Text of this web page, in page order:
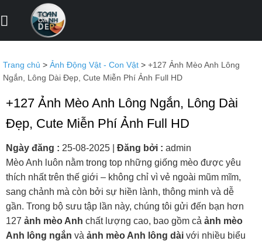
Trang chủ > Ảnh Động Vật - Con Vật > +127 Ảnh Mèo Anh Lông
Ngắn, Lông Dài Đẹp, Cute Miễn Phí Ảnh Full HD
+127 Ảnh Mèo Anh Lông Ngắn, Lông Dài
Đẹp, Cute Miễn Phí Ảnh Full HD
Ngày đăng : 25-08-2025 Đăng bởi : admin
Mèo Anh luôn nằm trong top những giống mèo được yêu
thích nhất trên thế giới – không chỉ vì vẻ ngoài mũm mĩm,
sang chảnh mà còn bởi sự hiền lành, thông minh và dễ
gần. Trong bộ sưu tập lần này, chúng tôi gửi đến bạn hơn
127 ảnh mèo Anh chất lượng cao, bao gồm cả ảnh mèo
Anh lông ngắn và ảnh mèo Anh lông dài với nhiều biểu